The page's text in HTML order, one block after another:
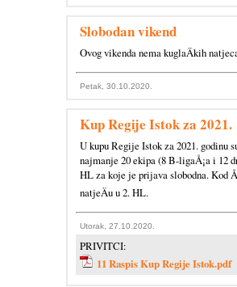
Slobodan vikend
Ovog vikenda nema kuglaÄkih
Petak, 30.10.2020.
Kup Regije Istok za 2021.
U kupu Regije Istok za 2021. godinu
najmanje 20 ekipa (8 B-ligaÅ¡a i 12
HL za koje je prijava slobodna. Kod
natjeÄu u 2. HL.
Utorak, 27.10.2020.
PRIVITCI:
11 Raspis Kup Regije Istok.pdf